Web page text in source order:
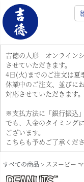
吉徳の人形 オンライン
させていただきます。
4日(火)までのご注文は夏
休業中のご注文、並びに
対応させていただきます
※支払方法に「銀行振込
でも、入金のタイミング
ございます。
こちらも予めご了承くださ
すべての商品 スヌーピー